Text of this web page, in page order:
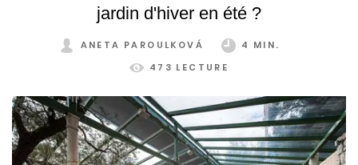
jardin d'hiver en été ?
ANETA PAROULKOVÁ
4 MIN.
473 LECTURE